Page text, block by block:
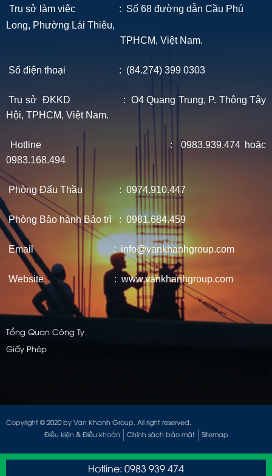
Trụ sở làm việc : Số 68 đường dẫn Cầu Phú
Long, Phường Lái Thiêu,
TPHCM, Việt Nam.
Số điện thoại : (84.274) 399 0303
Trụ sở ĐKKD : O4 Quang Trung, P. Thông Tây
Hội, TPHCM, Việt Nam.
Hotline : 0983.939.474 hoặc
0983.168.494
Phòng Đấu Thầu : 0974.910.447
Phòng Bảo hành Bảo trì : 0981.684.459
Email : info@vankhanhgroup.com
Website : www.vankhanhgroup.com
Tổng Quan Công Ty
Giấy Phép
Copyright © 2020 by Van Khanh Group. All right reserved.
Điều kiện & Điều khoản
Chính sách bảo mật Sitemap
Hotline: 0983 939 474